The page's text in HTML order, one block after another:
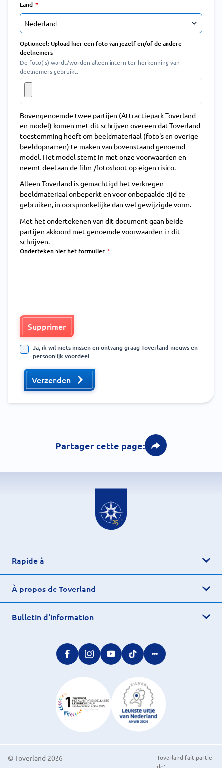
Land
Optioneel: Upload hier een foto van jezelf en/of de andere
deelnemers
De foto('s) wordt/worden alleen intern ter herkenning van
deelnemers gebruikt.
Bovengenoemde twee partijen (Attractiepark Toverland
en model) komen met dit schrijven overeen dat Toverland
toestemming heeft om beeldmateriaal (foto's en overige
beeldopnamen) te maken van bovenstaand genoemd
model. Het model stemt in met onze voorwaarden en
neemt deel aan de film-/fotoshoot op eigen risico.
Alleen Toverland is gemachtigd het verkregen
beeldmateriaal onbeperkt en voor onbepaalde tijd te
gebruiken, in oorspronkelijke dan wel gewijzigde vorm.
Met het ondertekenen van dit document gaan beide
partijen akkoord met genoemde voorwaarden in dit
schrijven.
Onderteken hier het formulier
Supprimer
Ja, ik wil niets missen en ontvang graag Toverland-nieuws en
persoonlijk voordeel.
Verzenden
Partager cette page:
Rapide à
À propos de Toverland
Bulletin d'information
© Toverland 2026
Toverland fait partie
de: